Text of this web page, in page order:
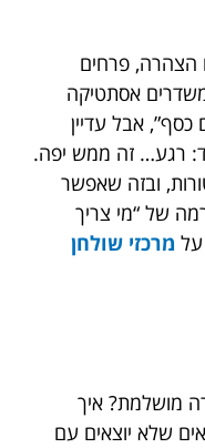
הצהרה, פרחים
אסתטיקה
כסף”, אבל עדיין
רגע… זה ממש יפה.
ובזה שאפשר
של “מי צריך
על מרכזי שולחן
מושלמת? איך
שלא יוצאים עם